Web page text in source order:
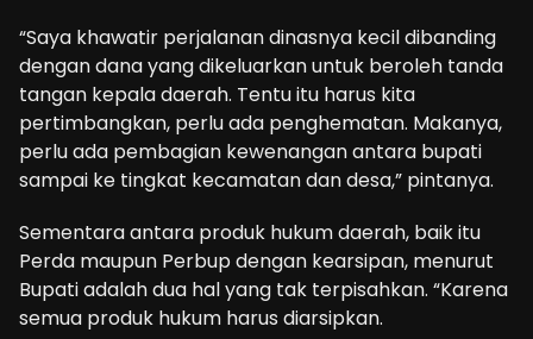
“Saya khawatir perjalanan dinasnya kecil dibanding
dengan dana yang dikeluarkan untuk beroleh tanda
tangan kepala daerah. Tentu itu harus kita
pertimbangkan, perlu ada penghematan. Makanya,
perlu ada pembagian kewenangan antara bupati
sampai ke tingkat kecamatan dan desa,” pintanya.
Sementara antara produk hukum daerah, baik itu
Perda maupun Perbup dengan kearsipan, menurut
Bupati adalah dua hal yang tak terpisahkan. “Karena
semua produk hukum harus diarsipkan.